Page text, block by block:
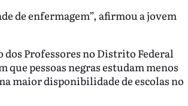
de enfermagem”, afirmou a jovem
dos Professores no Distrito Federal
pessoas negras estudam menos
maior disponibilidade de escolas no